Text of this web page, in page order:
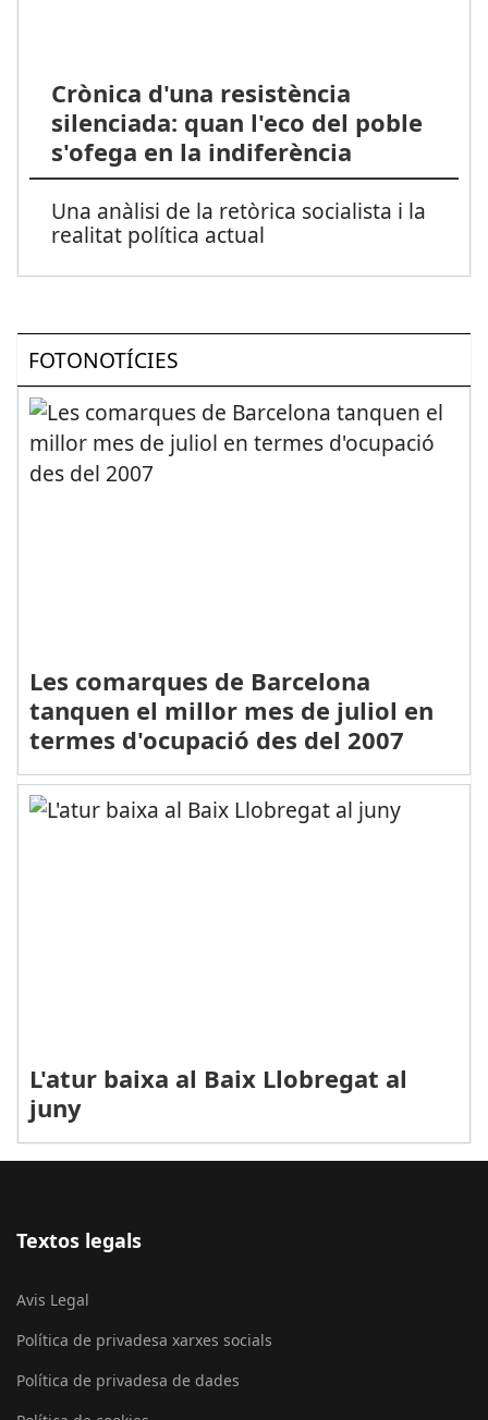
Crònica d'una resistència
silenciada: quan l'eco del poble
s'ofega en la indiferència
Una anàlisi de la retòrica socialista i la
realitat política actual
FOTONOTÍCIES
Les comarques de Barcelona
tanquen el millor mes de juliol en
termes d'ocupació des del 2007
L'atur baixa al Baix Llobregat al
juny
Textos legals
Avis Legal
Política de privadesa xarxes socials
Política de privadesa de dades